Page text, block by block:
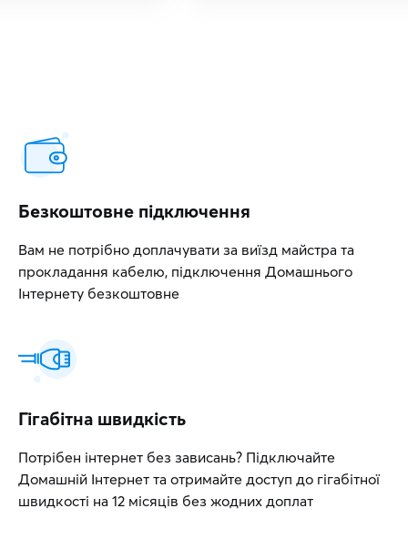
Безкоштовне підключення
Вам не потрібно доплачувати за виїзд майстра та
прокладання кабелю, підключення Домашнього
Інтернету безкоштовне
Гігабітна швидкість
Потрібен інтернет без зависань? Підключайте
Домашній Інтернет та отримайте доступ до гігабітної
швидкості на 12 місяців без жодних доплат